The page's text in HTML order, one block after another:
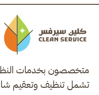
متخصصون بخدمات
تشمل تنظيف وتعقيم